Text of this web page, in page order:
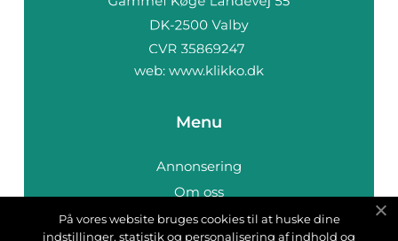
web: www.klikko.dk
Menu
Annonsering
Om oss
Cookies
På vores website bruges cookies til at huske dine
indstillinger, statistik og personalisering af indhold og